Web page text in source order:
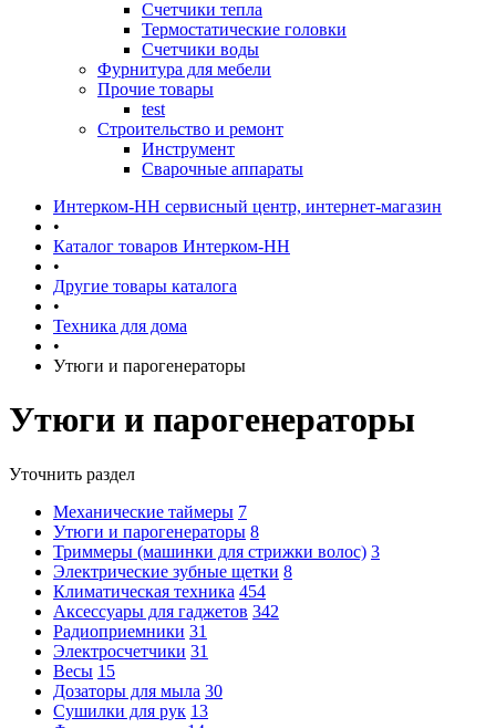
Счетчики тепла
Термоcтатические головки
Счетчики воды
Фурнитура для мебели
Прочие товары
test
Строительство и ремонт
Инструмент
Сварочные аппараты
Интерком-НН сервисный центр, интернет-магазин
•
Каталог товаров Интерком-НН
•
Другие товары каталога
•
Техника для дома
•
Утюги и парогенераторы
Утюги и парогенераторы
Уточнить раздел
Механические таймеры 7
Утюги и парогенераторы 8
Триммеры (машинки для стрижки волос) 3
Электрические зубные щетки 8
Климатическая техника 454
Аксессуары для гаджетов 342
Радиоприемники 31
Электросчетчики 31
Весы 15
Дозаторы для мыла 30
Сушилки для рук 13